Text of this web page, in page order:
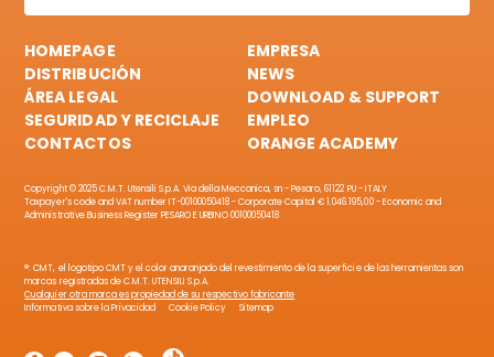
HOMEPAGE
EMPRESA
DISTRIBUCIÓN
NEWS
ÁREA LEGAL
DOWNLOAD & SUPPORT
SEGURIDAD Y RECICLAJE
EMPLEO
CONTACTOS
ORANGE ACADEMY
Copyright © 2025 C.M.T. Utensili S.p.A. Via della Meccanica, sn - Pesaro, 61122 PU - ITALY
Taxpayer's code and VAT number IT-00100050418 - Corporate Capital € 1.046.195,00 - Economic and
Administrative Business Register PESARO E URBINO 00100050418
®: CMT, el logotipo CMT y el color anaranjado del revestimiento de la superficie de las herramientas son
marcas registradas de C.M.T. UTENSILI S.p.A.
Cualquier otra marca es propiedad de su respectivo fabricante
Informativa sobre la Privacidad
Cookie Policy Sitemap